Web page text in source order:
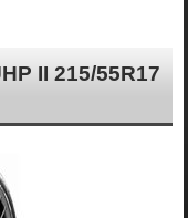
II 215/55R17